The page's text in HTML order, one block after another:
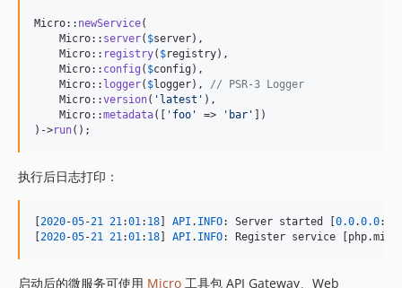
Micro:: newService(
    Micro::
server( $server),
    Micro::
registry( $registry),
    Micro::
config ( $config ),
    Micro::
logger( $logger), // PSR-3 Logger
    Micro::
version( ' latest ' ),
    Micro::
metadata([ ' foo ' => ' bar '
])
)->run();
执行后日志打印：
2020-05-21 21:01: 18 API . INFO: Server started [ 0.0.0.0:
2020-05-21 21:01: 18 API . INFO: Register service
启动后的微服务可使用 Micro 工具包 API Gateway、Web